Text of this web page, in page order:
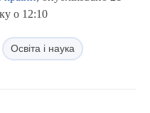
о 12:10
Освіта і наука